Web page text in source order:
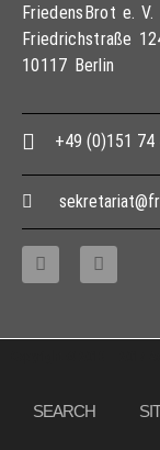
FriedensBrot e. V.
Friedrichstraße
10117 Berlin
+49 (0)151 74
SEARCH